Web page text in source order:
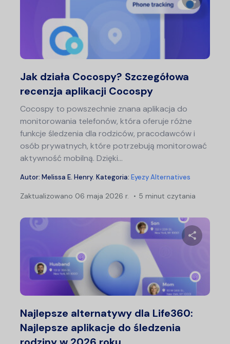
Jak działa Cocospy? Szczegółowa
recenzja aplikacji Cocospy
Cocospy to powszechnie znana aplikacja do
monitorowania telefonów, która oferuje różne
funkcje śledzenia dla rodziców, pracodawców i
osób prywatnych, które potrzebują monitorować
aktywność mobilną. Dzięki…
Autor: Melissa E. Henry. Kategoria: Eyezy Alternatives
Zaktualizowano 06 maja 2026 r. 5 minut czytania
Najlepsze alternatywy dla Life360:
Najlepsze aplikacje do śledzenia